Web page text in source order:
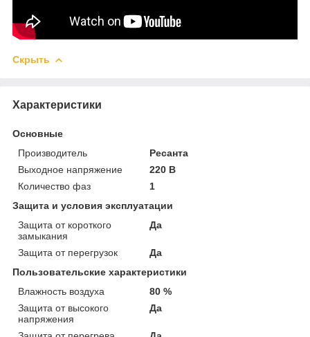
Скрыть
Характеристики
Основные
Производитель
Ресанта
Выходное напряжение
220 В
Количество фаз
1
Защита и условия эксплуатации
Защита от короткого
замыкания
Да
Защита от перегрузок
Да
Пользовательские характеристики
Влажность воздуха
80 %
Защита от высокого
напряжения
Да